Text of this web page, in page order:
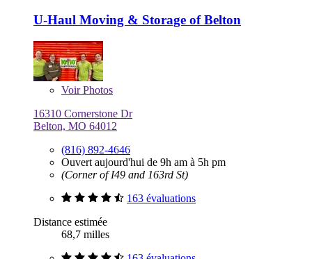
U-Haul Moving & Storage of Belton
VoirPhotos
16310 Cornerstone Dr
Belton, MO 64012
(816) 892-4646
Ouvert aujourd'hui de 9h am à 5h pm
(Corner of I49 and 163rd St)
163 évaluations
Distance estimée
68,7 milles